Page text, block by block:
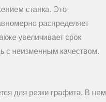
станка. Это
распределяет
увеличивает срок
с неизменным качеством.
для резки графита. В нем